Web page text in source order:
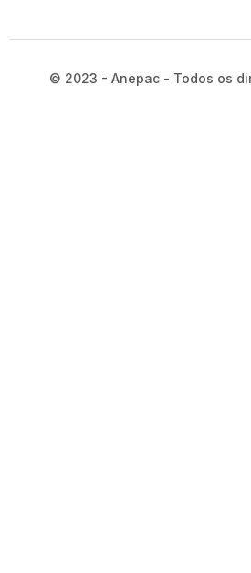
© 2023 - Anepac - Todos os